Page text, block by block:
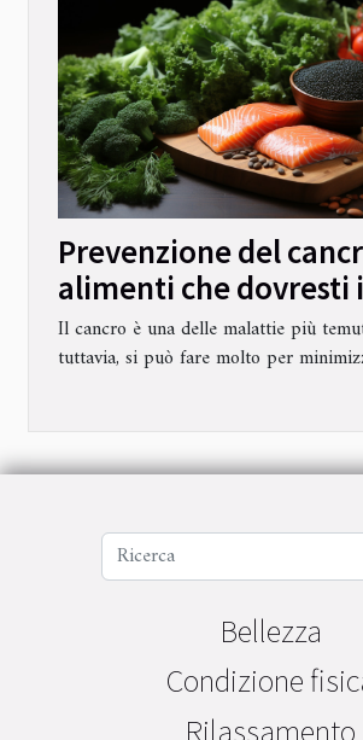
Prevenzione del
alimenti che dovresti
mangiare oggi
Il cancro è una delle malattie più
tuttavia, si può fare molto per
Bellezza
Condizione
Rilassamento